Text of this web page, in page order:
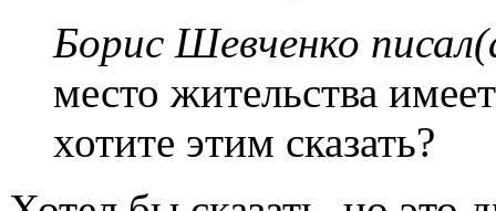
Борис Шевченко
место жительства
хотите этим сказать?